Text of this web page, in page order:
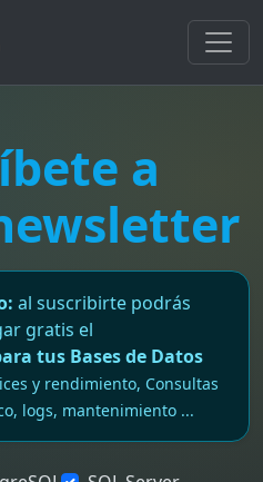
a
al suscribirte podrás
gratis el
tus Bases de Datos
y rendimiento, Consultas
logs, mantenimiento ...